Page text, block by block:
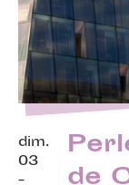
dim.
03
-